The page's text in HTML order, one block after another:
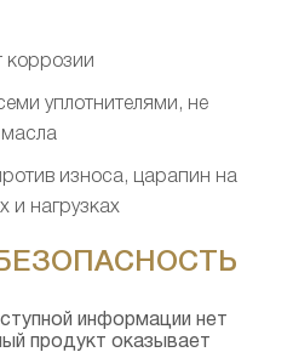
коррозии
уплотнителями, не
масла
износа, царапин на
и нагрузках
информации нет
продукт оказывает